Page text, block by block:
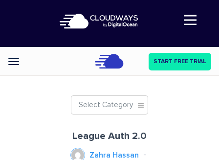
Abre a navegação
Categories START FREE TRIAL
Select Category
League Auth 2.0
Zahra Hassan